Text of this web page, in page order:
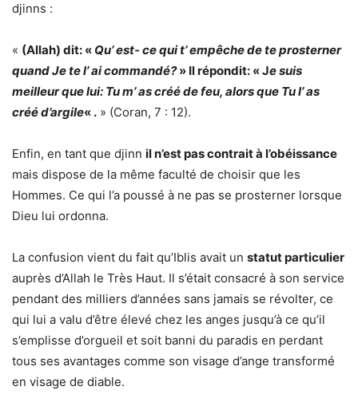
djinns :
« (Allah) dit: « Qu’ est- ce qui t’ empêche de te prosterner
quand Je te l’ ai commandé?» Il répondit: « Je suis
meilleur que lui: Tu m’ as créé de feu, alors que Tu l’ as
créé d’argile« . » (Coran, 7 : 12).
Enfin, en tant que djinn il n’est pas contrait à l’obéissance
mais dispose de la même faculté de choisir que les
Hommes. Ce qui l’a poussé à ne pas se prosterner lorsque
Dieu lui ordonna.
La confusion vient du fait qu’Iblis avait un statut particulier
auprès d’Allah le Très Haut. Il s’était consacré à son service
pendant des milliers d’années sans jamais se révolter, ce
qui lui a valu d’être élevé chez les anges jusqu’à ce qu’il
s’emplisse d’orgueil et soit banni du paradis en perdant
tous ses avantages comme son visage d’ange transformé
en visage de diable.